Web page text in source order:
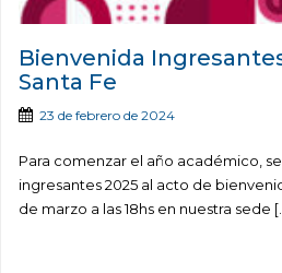
Bienvenida
Santa Fe
23 de febrero de 2024
Para comenzar el año académico,
ingresantes 2025 al acto de
de marzo a las 18hs en nuestra sede